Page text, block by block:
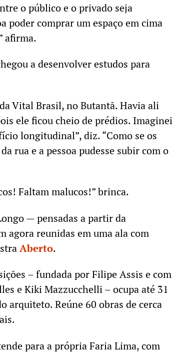
o público e o privado seja
poder comprar um espaço em cima
afirma.
a desenvolver estudos para
Vital Brasil, no Butantã. Havia ali
ele ficou cheio de prédios. Imaginei
longitudinal”, diz. “Como se os
rua e a pessoa pudesse subir com o
Faltam malucos!” brinca.
— pensadas a partir da
agora reunidas em uma ala com
Aberto.
– fundada por Filipe Assis e com
e Kiki Mazzucchelli – ocupa até 31
arquiteto. Reúne 60 obras de cerca
para a própria Faria Lima, com